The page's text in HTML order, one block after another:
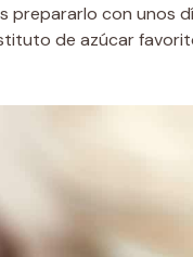
con unos
de azúcar